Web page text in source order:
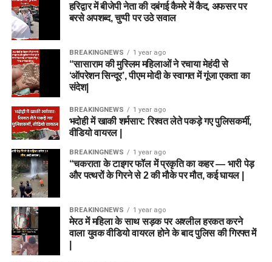
हरिद्वार में बीजेपी नेता की दबंगई कैमरे में कैद, अफसर पर
बरसे अपशब्द, चुप्पी पर उठे सवाल
BREAKINGNEWS 1 year ago
“सासाराम की मुस्लिम महिलाओं ने रचाया मेहंदी से
‘ऑपरेशन सिन्दूर’, पीएम मोदी के स्वागत में गूंजा एकता का
संदेश|
BREAKINGNEWS 1 year ago
भदोही में खाकी शर्मसार: रिश्वत लेते पकड़े गए पुलिसकर्मी,
वीडियो वायरल |
BREAKINGNEWS 1 year ago
“चकराता के टाइगर फॉल में प्रकृति का कहर — भारी पेड़
और पत्थरों के गिरने से 2 की मौके पर मौत, कई घायल |
BREAKINGNEWS 1 year ago
मेरठ में महिला के साथ सड़क पर अश्लील हरकत करने
वाला युवक वीडियो वायरल होने के बाद पुलिस की गिरफ्त में